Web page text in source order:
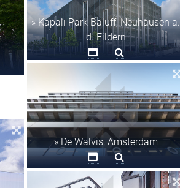
» Kapalı Park Baluff, Neuhausen a.
d. Fildern
» De Walvis, Amsterdam